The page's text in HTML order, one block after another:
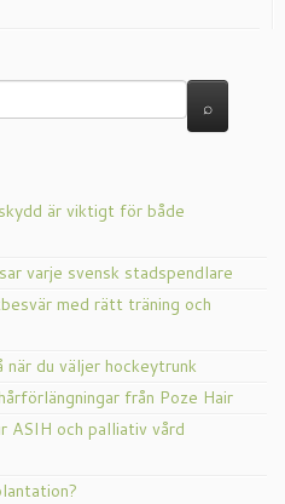
är viktigt för både
varje svensk stadspendlare
med rätt träning och
du väljer hockeytrunk
från Poze Hair
ASIH och palliativ vård